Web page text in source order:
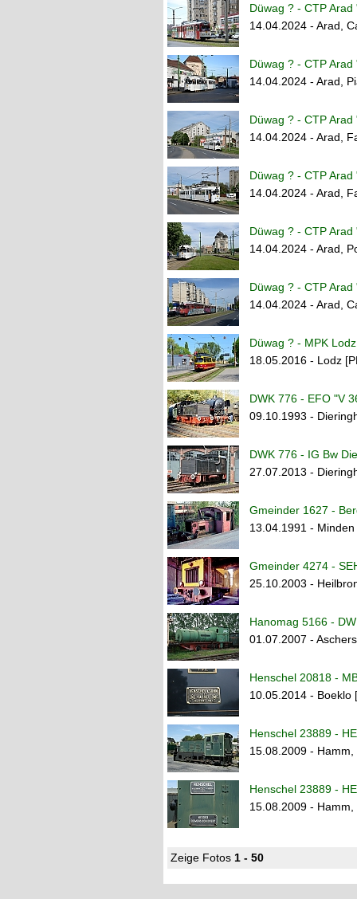
Düwag ? - CTP Arad
14.04.2024 - Arad,
Düwag ? - CTP Arad
14.04.2024 - Arad,
Düwag ? - CTP Arad
14.04.2024 - Arad,
Düwag ? - CTP Arad
14.04.2024 - Arad,
Düwag ? - CTP Arad
14.04.2024 - Arad,
Düwag ? - CTP Arad
14.04.2024 - Arad,
Düwag ? - MPK
18.05.2016 - Lodz
DWK 776 - EFO "V
09.10.1993 -
DWK 776 - IG Bw
27.07.2013 -
Gmeinder 1627 -
13.04.1991 -
Gmeinder 4274 -
25.10.2003 -
Hanomag 5166 -
01.07.2007 -
Henschel 20818 -
10.05.2014 - Boeklo
Henschel 23889 -
15.08.2009 - Hamm,
Henschel 23889 -
15.08.2009 - Hamm,
Zeige Fotos 1 - 50